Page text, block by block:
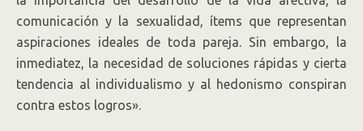
comunicación y la sexualidad, ítems que representan
aspiraciones ideales de toda pareja. Sin embargo, la
inmediatez, la necesidad de soluciones rápidas y cierta
tendencia al individualismo y al hedonismo conspiran
contra estos logros».